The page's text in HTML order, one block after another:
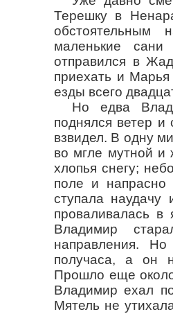
Терешку в
обстоятельным
маленькие
отправился в
приехать и
езды всего
Но едва
поднялся ветер и
взвидел. В одну
во мгле мутной и
хлопья снегу;
поле и напрасно
ступала наудачу
проваливалась
Владимир
направления.
получаса, а он
Прошло еще
Владимир ехал
Мятель не